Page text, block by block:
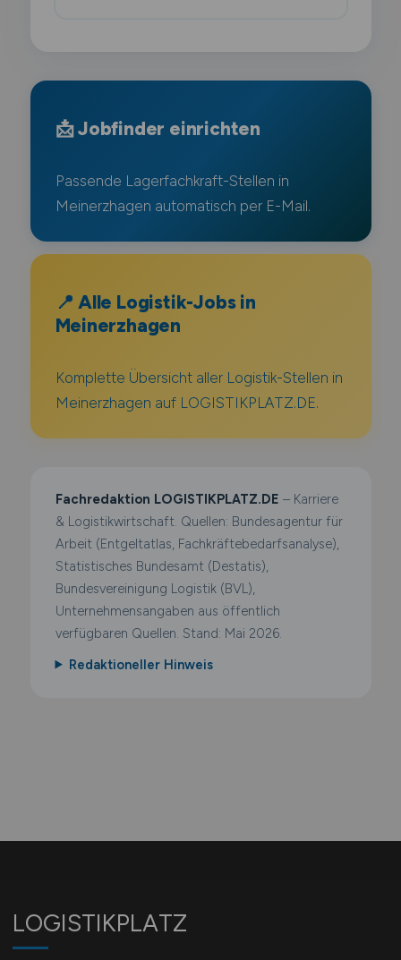
📩 Jobfinder einrichten
Passende Lagerfachkraft-Stellen in
Meinerzhagen automatisch per E-Mail.
📍 Alle Logistik-Jobs in
Meinerzhagen
Komplette Übersicht aller Logistik-Stellen in
Meinerzhagen auf LOGISTIKPLATZ.DE.
Fachredaktion LOGISTIKPLATZ.DE – Karriere
& Logistikwirtschaft. Quellen: Bundesagentur für
Arbeit (Entgeltatlas, Fachkräftebedarfsanalyse),
Statistisches Bundesamt (Destatis),
Bundesvereinigung Logistik (BVL),
Unternehmensangaben aus öffentlich
verfügbaren Quellen. Stand: Mai 2026.
Redaktioneller Hinweis
LOGISTIKPLATZ